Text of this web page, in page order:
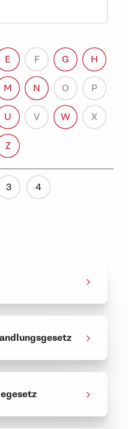
E F G H
M N O P
U V W X
Z
3 4